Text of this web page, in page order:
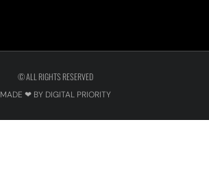
© ALL RIGHTS RESERVED
MADE ❤ BY DIGITAL PRIORITY